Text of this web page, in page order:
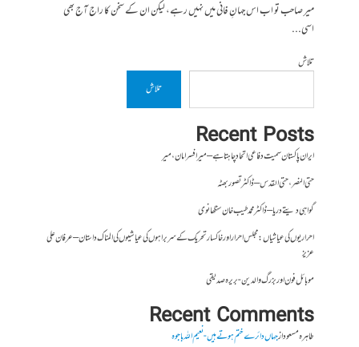
میر صاحب تو اب اس جہانِ فانی میں نہیں رہے، لیکن ان کے سخن کا راج آج بھی
اسی...
تلاش
تلاش
Recent Posts
ایران پاکستان سمیت دفاعی اتحاد چاہتا ہے – میر افسر امان،میر
حتی النصر ، حتی القدس – ڈاکٹر تصور بھٹہ
گواہی دیتے دریا – ڈاکٹر محمد طیب خان سنگھانوی
احراریوں کی عیاشیاں : مجلس احرار اور خاکسار تحریک کے سربراہوں کی عیاشیوں کی المناک داستان – عرفان علی
عزیز
موبائل فون اور بزرگ والدین- بریرہ صدیقی
Recent Comments
طاہرہ مسعودازجہاں دائرے ختم ہوتے ہیں- نعیم اللہ باجوہ